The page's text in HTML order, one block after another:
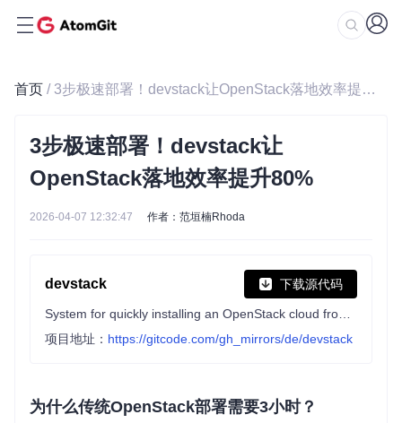
首页 / 3步极速部署！devstack让OpenStack落地效率提升80%
3步极速部署！devstack让
OpenStack落地效率提升80%
2026-04-07 12:32:47 作者：范垣楠Rhoda
devstack 下载源代码
项目地址： https://gitcode.com/gh_mirrors/de/devstack
为什么传统OpenStack部署需要3小时？